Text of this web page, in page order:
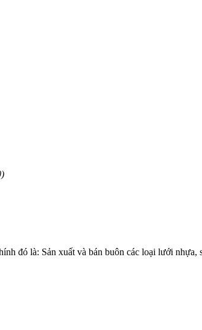
đó là: Sản xuất và bán buôn các loại lưới